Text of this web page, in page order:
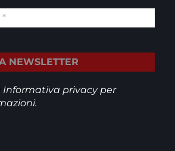
Informativa privacyper